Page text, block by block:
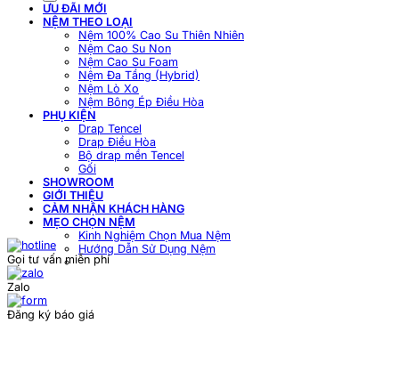
ƯU ĐÃI MỚI
NỆM THEO LOẠI
Nệm 100% Cao Su Thiên Nhiên
Nệm Cao Su Non
Nệm Cao Su Foam
Nệm Đa Tầng (Hybrid)
Nệm Lò Xo
Nệm Bông Ép Điều Hòa
PHỤ KIỆN
Drap Tencel
Drap Điều Hòa
Bộ drap mền Tencel
Gối
SHOWROOM
GIỚI THIỆU
CẢM NHẬN KHÁCH HÀNG
MẸO CHỌN NỆM
Kinh Nghiệm Chọn Mua Nệm
Hướng Dẫn Sử Dụng Nệm
Gọi tư vấn miễn phí
Zalo
Đăng ký báo giá